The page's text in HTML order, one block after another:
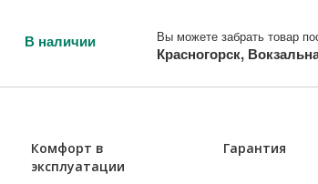
В наличии Вы можете забрать товар
Красногорск,
Комфорт в
эксплуатации
Гарантия